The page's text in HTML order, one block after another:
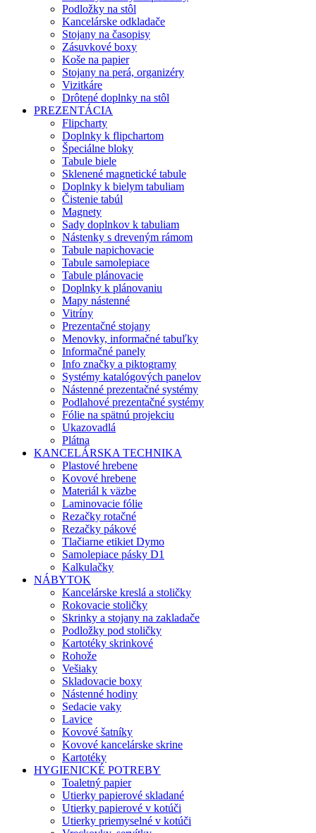
Podložky na stôl
Kancelárske odkladače
Stojany na časopisy
Zásuvkové boxy
Koše na papier
Stojany na perá, organizéry
Vizitkáre
Drôtené doplnky na stôl
PREZENTÁCIA
Flipcharty
Doplnky k flipchartom
Špeciálne bloky
Tabule biele
Sklenené magnetické tabule
Doplnky k bielym tabuliam
Čistenie tabúl
Magnety
Sady doplnkov k tabuliam
Nástenky s dreveným rámom
Tabule napichovacie
Tabule samolepiace
Tabule plánovacie
Doplnky k plánovaniu
Mapy nástenné
Vitríny
Prezentačné stojany
Menovky, informačné tabuľky
Informačné panely
Info značky a piktogramy
Systémy katalógových panelov
Nástenné prezentačné systémy
Podlahové prezentačné systémy
Fólie na spätnú projekciu
Ukazovadlá
Plátna
KANCELÁRSKA TECHNIKA
Plastové hrebene
Kovové hrebene
Materiál k väzbe
Laminovacie fólie
Rezačky rotačné
Rezačky pákové
Tlačiarne etikiet Dymo
Samolepiace pásky D1
Kalkulačky
NÁBYTOK
Kancelárske kreslá a stoličky
Rokovacie stoličky
Skrinky a stojany na zakladače
Podložky pod stoličky
Kartotéky skrinkové
Rohože
Vešiaky
Skladovacie boxy
Nástenné hodiny
Sedacie vaky
Lavice
Kovové šatníky
Kovové kancelárske skrine
Kartotéky
HYGIENICKÉ POTREBY
Toaletný papier
Utierky papierové skladané
Utierky papierové v kotúči
Utierky priemyselné v kotúči